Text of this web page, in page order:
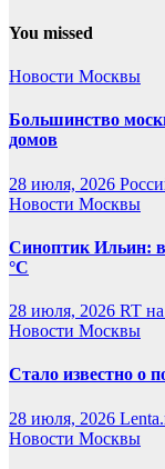
You missed
Новости Москвы
Большинство
домов
28 июля, 2026
Новости Москвы
Синоптик Ильин:
°C
28 июля, 2026 RT
Новости Москвы
Стало известно о
28 июля, 2026
Новости Москвы